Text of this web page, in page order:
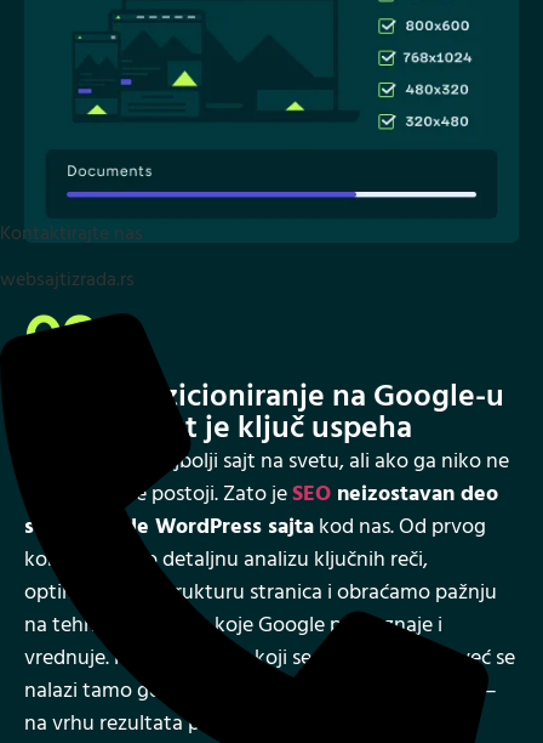
02
Visoko pozicioniranje na Google-u
jer vidljivost je ključ uspeha
Možete imati najbolji sajt na svetu, ali ako ga niko ne
pronađe – ne postoji. Zato jeSEO neizostavan deo
svake izrade WordPress sajtakod nas. Od prvog
koraka radimo detaljnu analizu ključnih reči,
optimizujemo strukturu stranica i obraćamo pažnju
na tehničke aspekte koje Google prepoznaje i
vrednuje. Rezultat je sajt koji se ne gubi u masi, već se
nalazi tamo gde vaši potencijalni klijenti već traže –
na vrhu rezultata pretrage.
Kontaktirajte nas
websajtizrada.rs